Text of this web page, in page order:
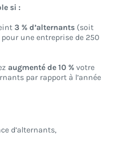
si :
3 % d’alternants (soit
une entreprise de 250
augmenté de 10 % votre
par rapport à l’année
d’alternants,